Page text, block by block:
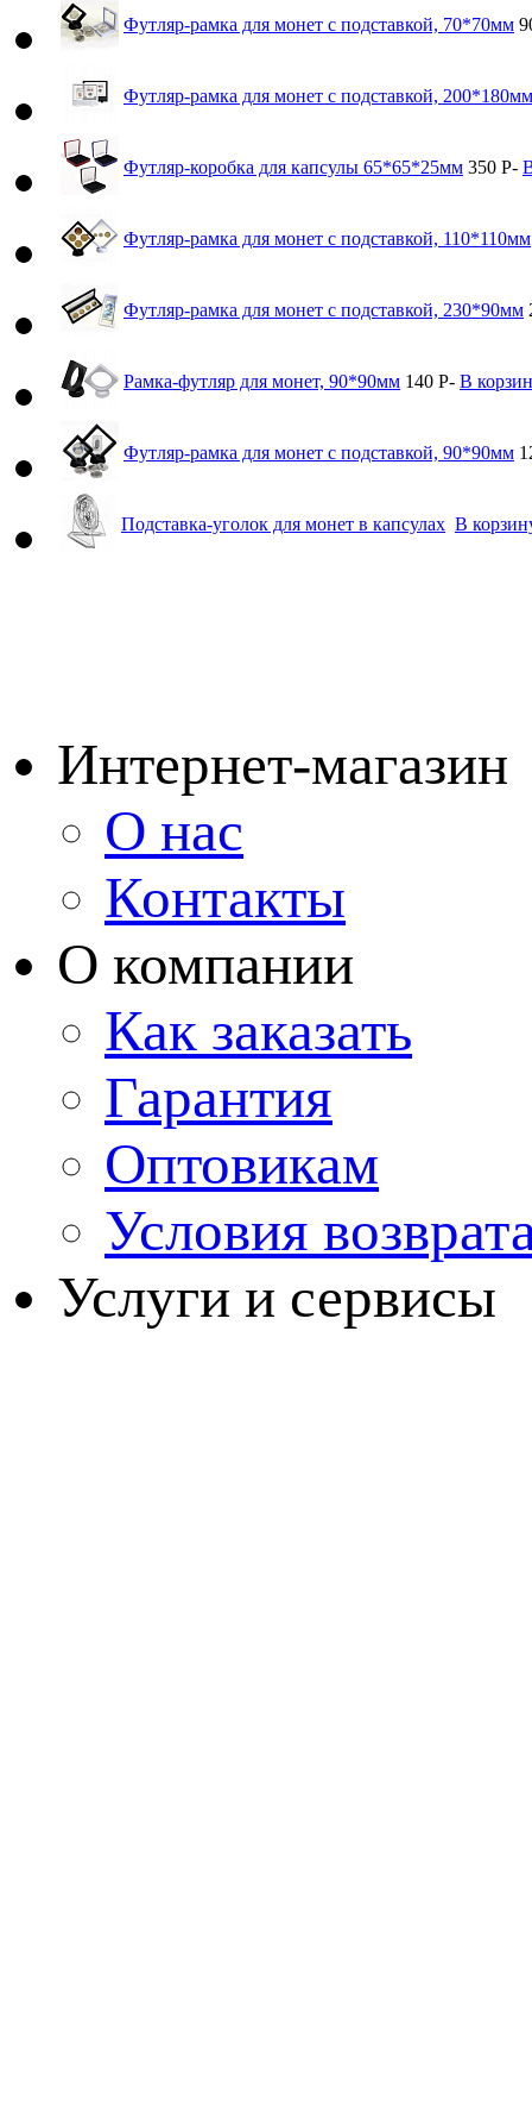
Футляр-рамка для монет с подставкой, 70*70мм
Футляр-рамка для монет с подставкой, 200*180мм
Футляр-коробка для капсулы 65*65*25мм 350 Р-
Футляр-рамка для монет с подставкой, 110*110мм
Футляр-рамка для монет с подставкой, 230*90мм
Рамка-футляр для монет, 90*90мм 140 Р- В
Футляр-рамка для монет с подставкой, 90*90мм
Подставка-уголок для монет в капсулах В
Интернет-магазин
О нас
Контакты
О компании
Как заказать
Гарантия
Оптовикам
Условия
Услуги и сервисы